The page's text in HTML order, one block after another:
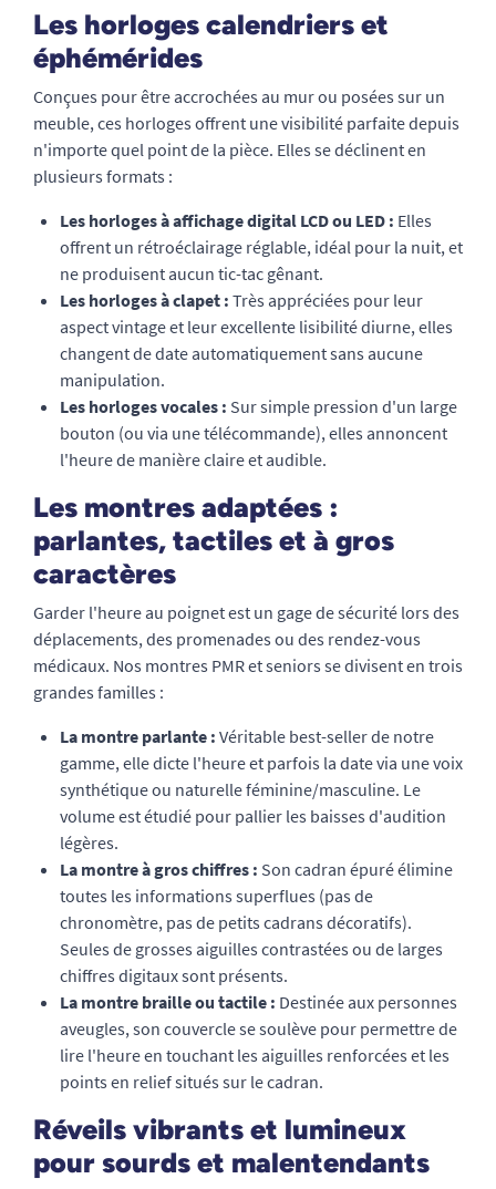
Les horloges calendriers et
éphémérides
Conçues pour être accrochées au mur ou posées sur un
meuble, ces horloges offrent une visibilité parfaite depuis
n'importe quel point de la pièce. Elles se déclinent en
plusieurs formats :
Les horloges à affichage digital LCD ou LED : Elles
offrent un rétroéclairage réglable, idéal pour la nuit, et
ne produisent aucun tic-tac gênant.
Les horloges à clapet : Très appréciées pour leur
aspect vintage et leur excellente lisibilité diurne, elles
changent de date automatiquement sans aucune
manipulation.
Les horloges vocales : Sur simple pression d'un large
bouton (ou via une télécommande), elles annoncent
l'heure de manière claire et audible.
Les montres adaptées :
parlantes, tactiles et à gros
caractères
Garder l'heure au poignet est un gage de sécurité lors des
déplacements, des promenades ou des rendez-vous
médicaux. Nos montres PMR et seniors se divisent en trois
grandes familles :
La montre parlante : Véritable best-seller de notre
gamme, elle dicte l'heure et parfois la date via une voix
synthétique ou naturelle féminine/masculine. Le
volume est étudié pour pallier les baisses d'audition
légères.
La montre à gros chiffres : Son cadran épuré élimine
toutes les informations superflues (pas de
chronomètre, pas de petits cadrans décoratifs).
Seules de grosses aiguilles contrastées ou de larges
chiffres digitaux sont présents.
La montre braille ou tactile : Destinée aux personnes
aveugles, son couvercle se soulève pour permettre de
lire l'heure en touchant les aiguilles renforcées et les
points en relief situés sur le cadran.
Réveils vibrants et lumineux
pour sourds et malentendants